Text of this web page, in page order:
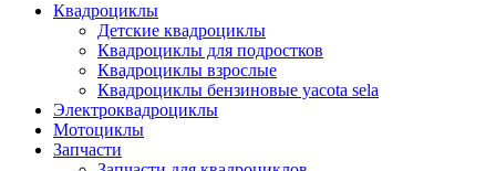
Квадроциклы
Детские квадроциклы
Квадроциклы для подростков
Квадроциклы взрослые
Квадроциклы бензиновые yacota sela
Электроквадроциклы
Мотоциклы
Запчасти